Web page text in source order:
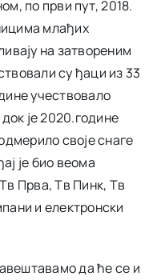
по први пут, 2018.
млађих
на затвореним
су ђаци из 33
учествовало
је 2020.године
своје снаге
је био веома
Прва, Тв Пинк, Тв
и електронски
да ће се и